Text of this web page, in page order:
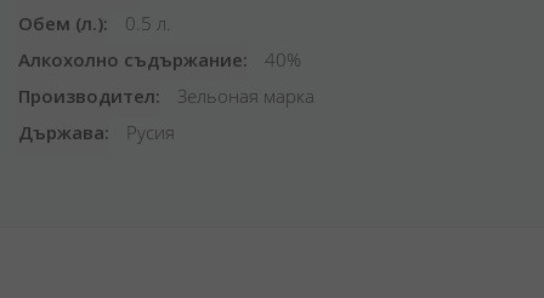
Обем (л.)
0.5 л.
Алкохолно съдържание
40%
Производител
Зельоная марка
Държава
Русия